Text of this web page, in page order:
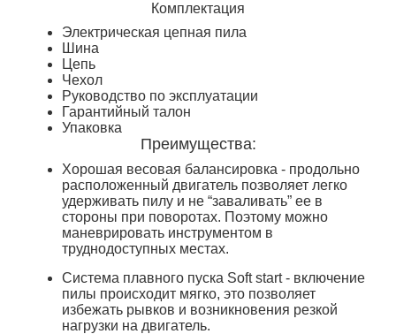
Комплектация
Электрическая цепная пила
Шина
Цепь
Чехол
Руководство по эксплуатации
Гарантийный талон
Упаковка
Преимущества:
Хорошая весовая балансировка - продольно
расположенный двигатель позволяет легко
удерживать пилу и не “заваливать” ее в
стороны при поворотах. Поэтому можно
маневрировать инструментом в
труднодоступных местах.
Система плавного пуска Soft start - включение
пилы происходит мягко, это позволяет
избежать рывков и возникновения резкой
нагрузки на двигатель.